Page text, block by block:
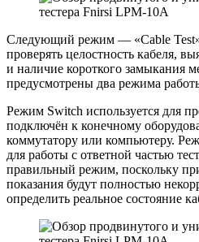
Следующий режим — «Cable
проверять целостность кабеля,
и наличие короткого замыкания
предусмотрены два режима
Режим Switch используется для
подключён к конечному
коммутатору или компьютеру.
для работы с ответной частью
правильный режим, поскольку
показания будут полностью
определить реальное состояние